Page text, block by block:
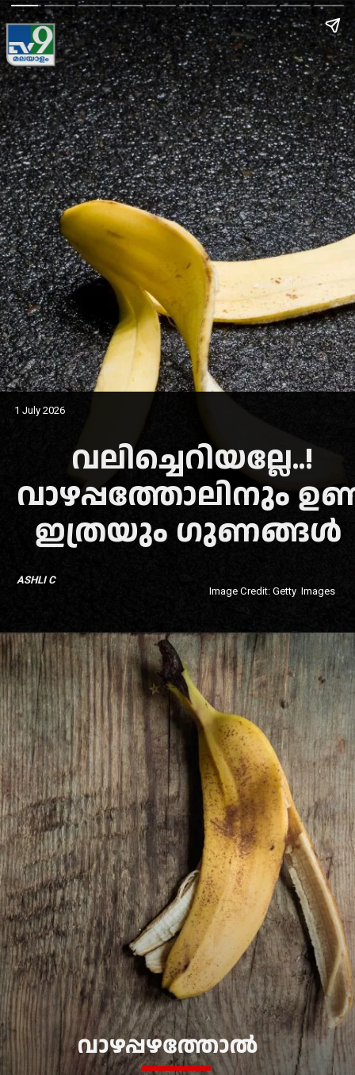
1 July 2026
ASHLI C
വലിച്ചെറിയല്ലേ..!
വാഴപ്പത്തോലിനും
ഇത്രയും ഗുണങ്ങൾ
Image Credit: Getty Images
വാഴപ്പഴത്തോൽ